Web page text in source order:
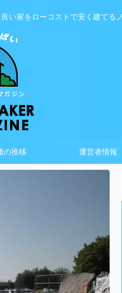
い家をローコストで安く建てる
の推移 運営者情報